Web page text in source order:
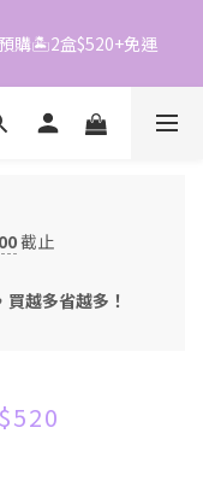
價券
購🏝️2盒$520+免運
價券
截止
越多省越多！